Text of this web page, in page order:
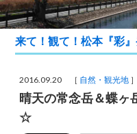
来て！観て！松本『彩
2016.09.20 ［ 自然・観光地 ］
晴天の常念岳＆蝶ヶ
☆